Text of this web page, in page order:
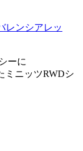
レンシアレッ
ーに
ミニッツRWDシ